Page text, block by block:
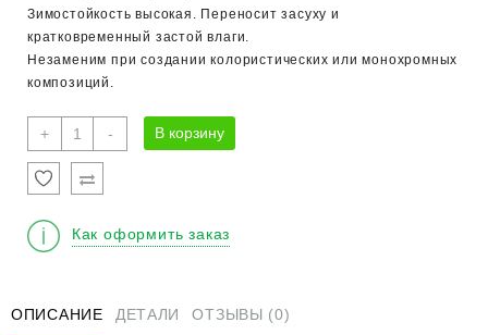
Зимостойкость высокая. Переносит засуху и
кратковременный застой влаги.
Незаменим при создании колористических или монохромных
композиций.
+
Количество
товара
Спирея
японская
Принцесс"
- В корзину
Как оформить заказ
ОПИСАНИЕ ДЕТАЛИ ОТЗЫВЫ (0)